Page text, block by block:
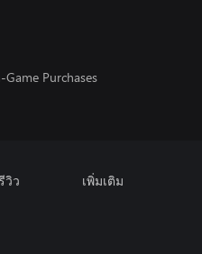
Purchases
วิว เพิ่มเติม